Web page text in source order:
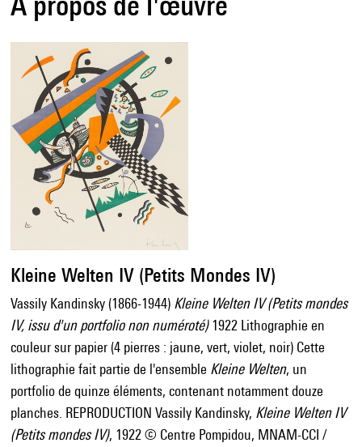
Kleine Welten IV (Petits Mondes IV)
Vassily Kandinsky (1866-1944) Kleine Welten IV (Petits mondes
IV, issu d'un portfolio non numéroté)1922 Lithographie en
couleur sur papier (4 pierres : jaune, vert, violet, noir) Cette
lithographie fait partie de l'ensemble Kleine Welten, un
portfolio de quinze éléments, contenant notamment douze
planches. REPRODUCTION Vassily Kandinsky, Kleine Welten IV
(Petits mondes IV), 1922 © Centre Pompidou, MNAM-CCI /